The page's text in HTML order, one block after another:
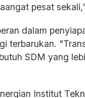
pesat
dalam
terbarukan.
SDM yang
Institut